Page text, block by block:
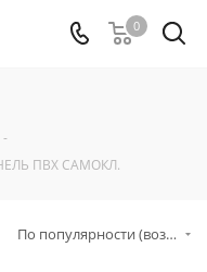
0
-
ПВХ САМОКЛ.
По популярности (возрастание)